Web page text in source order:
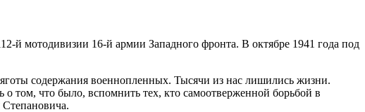
й мотодивизии 16-й армии Западного фронта. В октябре 1941 года под
содержания военнопленных. Тысячи из нас лишились жизни.
том, что было, вспомнить тех, кто самоотверженной борьбой в